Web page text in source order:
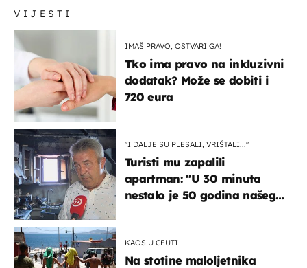
VIJESTI
IMAŠ PRAVO, OSTVARI GA!
Tko ima pravo na inkluzivni
dodatak? Može se dobiti i
720 eura
"I DALJE SU PLESALI, VRIŠTALI..."
Turisti mu zapalili
apartman: "U 30 minuta
nestalo je 50 godina našeg
KAOS U CEUTI
Na stotine maloljetnika